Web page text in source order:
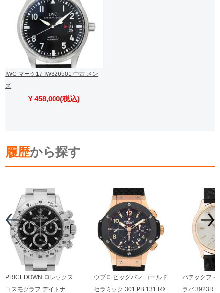
IWC マーク17 IW326501 中古 メン
ズ
¥ 458,000(税込)
履歴から探す
PRICEDOWN ロレックス
コスモグラフ デイトナ
ウブロ ビッグバン ゴールド
セラミック 301.PB.131.RX
パテックフィ
ラバ 3923R